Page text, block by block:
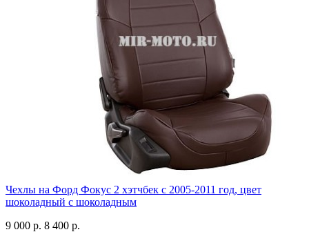
Чехлы на Форд Фокус 2 хэтчбек с 2005-2011 год, цвет
шоколадный с шоколадным
9 000 р. 8 400 р.